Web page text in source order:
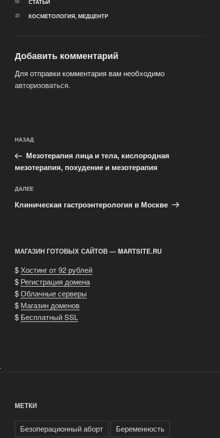
РУБРИКИ
СТАТЬИ
МЕТКИ
КОСМЕТОЛОГИЯ, МЕДЦЕНТР
Добавить комментарий
Для отправки комментария вам необходимо
авторизоваться.
по
записям
Предыдущая
запись:
НАЗАД
Мезотерапия лица и тела, кислородная
мезотерапия, похудение и мезотерапия
Следующая
запись
ДАЛЕЕ
Клиническая гастроэнтерология в Москве
МАГАЗИН ГОТОВЫХ САЙТОВ — MARTSITE.RU
$Хостинг от 92 рублей
$ Регистрация домена
$Облачные серверы
$ Магазин доменов
$ Бесплатный SSL
.
МЕТКИ
Безоперационный аборт
Беременность